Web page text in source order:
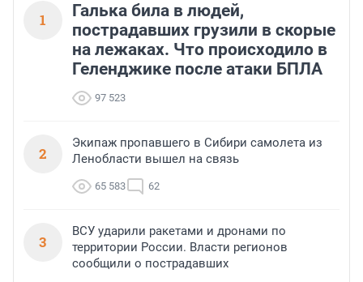
1
Галька била в людей,
пострадавших грузили в скорые
на лежаках. Что происходило в
Геленджике после атаки БПЛА
97 523
2
Экипаж пропавшего в Сибири самолета из
Ленобласти вышел на связь
65 583 62
3
ВСУ ударили ракетами и дронами по
территории России. Власти регионов
сообщили о пострадавших